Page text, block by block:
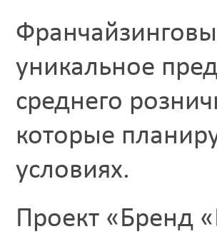
уникальное
среднего
которые
условиях.
Проект «Бренд